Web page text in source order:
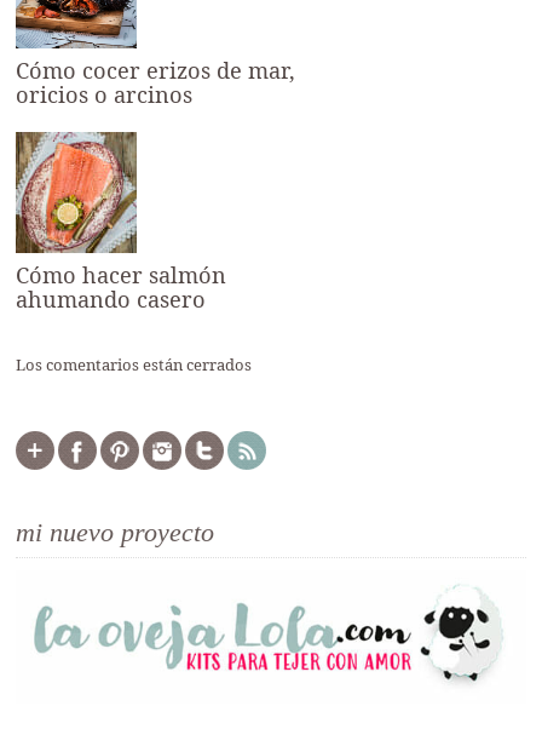
Cómo cocer erizos de mar,
oricios o arcinos
Cómo hacer salmón
ahumando casero
Los comentarios están cerrados
mi nuevo proyecto